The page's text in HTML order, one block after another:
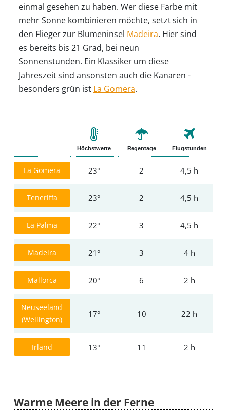
einmal gesehen zu haben. Wer diese Farbe mit
mehr Sonne kombinieren möchte, setzt sich in
den Flieger zur Blumeninsel Madeira. Hier sind
es bereits bis 21 Grad, bei neun
Sonnenstunden. Ein Klassiker um diese
Jahreszeit sind ansonsten auch die Kanaren -
besonders grün ist La Gomera.
Höchstwerte Regentage Flugstunden
La Gomera 23° 2 4,5 h
Teneriffa 23° 2 4,5 h
La Palma 22° 3 4,5 h
Madeira 21° 3 4 h
Mallorca 20° 6 2 h
Neuseeland
(Wellington)
17° 10 22 h
Irland 13° 11 2 h
Warme Meere in der Ferne